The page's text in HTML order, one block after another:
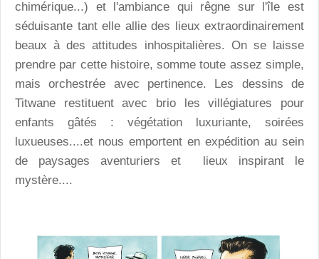
chimérique...) et l'ambiance qui rêgne sur l'île est
séduisante tant elle allie des lieux extraordinairement
beaux à des attitudes inhospitalières. On se laisse
prendre par cette histoire, somme toute assez simple,
mais orchestrée avec pertinence. Les dessins de
Titwane restituent avec brio les villégiatures pour
enfants gâtés : végétation luxuriante, soirées
luxueuses....et nous emportent en expédition au sein
de paysages aventuriers et lieux inspirant le
mystère....